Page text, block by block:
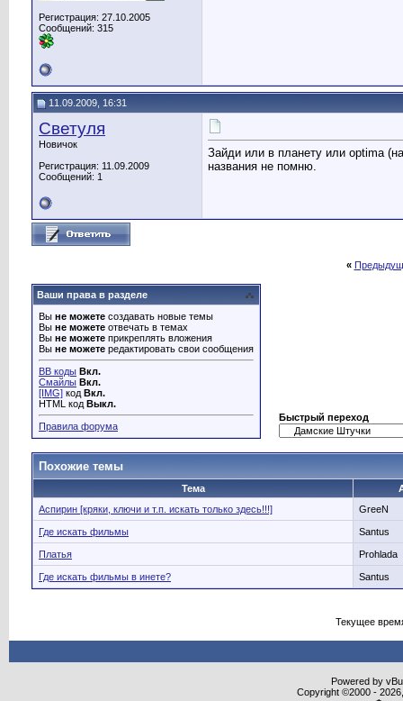
Регистрация: 27.10.2005
Сообщений: 315
11.09.2009, 16:31
Светуля
Новичок
Регистрация: 11.09.2009
Сообщений: 1
Зайди или в планету или optima
названия не помню.
«
Ваши права в разделе
Вы не можете создавать новые темы
Вы не можете отвечать в темах
Вы не можете прикреплять вложения
Вы не можете редактировать свои сообщения
BB коды Вкл.
Смайлы Вкл.
[IMG] код Вкл.
HTML код Выкл.
Правила форума
Быстрый переход
Похожие темы
Тема
Аспирин [кряки, ключи и т.п. искать только здесь!!!]
GreeN
Где искать фильмы Santus
Платья Prohlada
Где искать фильмы в инете? Santus
Текущее
Powered by
Copyright ©2000 -